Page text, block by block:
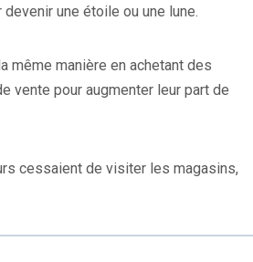
une étoile ou une lune.
même manière en achetant des
vente pour augmenter leur part de
cessaient de visiter les magasins,